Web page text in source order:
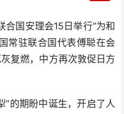
国安理会15日举行“为和
常驻联合国代表傅聪在会
复燃，中方再次敦促日方
的期盼中诞生，开启了人
主义死